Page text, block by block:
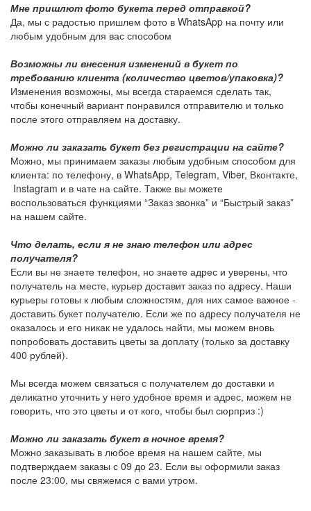
Мне пришлют фото букета перед отправкой?
Да, мы с радостью пришлем фото в WhatsApp на почту или
любым удобным для вас способом
Возможны ли внесения изменений в букет по
требованию клиента (количество цветов/упаковка)?
Изменения возможны, мы всегда стараемся сделать так,
чтобы конечный вариант понравился отправителю и только
после этого отправляем на доставку.
Можно ли заказать букет без регистрации на сайте?
Можно, мы принимаем заказы любым удобным способом для
клиента: по телефону, в WhatsApp, Telegram, Viber, Вконтакте,
Instagram и в чате на сайте. Также вы можете
воспользоваться функциями “Заказ звонка” и “Быстрый заказ”
на нашем сайте.
Что делать, если я не знаю телефон или адрес
получателя?
Если вы не знаете телефон, но знаете адрес и уверены, что
получатель на месте, курьер доставит заказ по адресу. Наши
курьеры готовы к любым сложностям, для них самое важное -
доставить букет получателю. Если же по адресу получателя не
оказалось и его никак не удалось найти, мы можем вновь
попробовать доставить цветы за доплату (только за доставку
400 рублей).
Мы всегда можем связаться с получателем до доставки и
деликатно уточнить у него удобное время и адрес, можем не
говорить, что это цветы и от кого, чтобы был сюрприз :)
Можно ли заказать букет в ночное время?
Можно заказывать в любое время на нашем сайте, мы
подтверждаем заказы с 09 до 23. Если вы оформили заказ
после 23:00, мы свяжемся с вами утром.